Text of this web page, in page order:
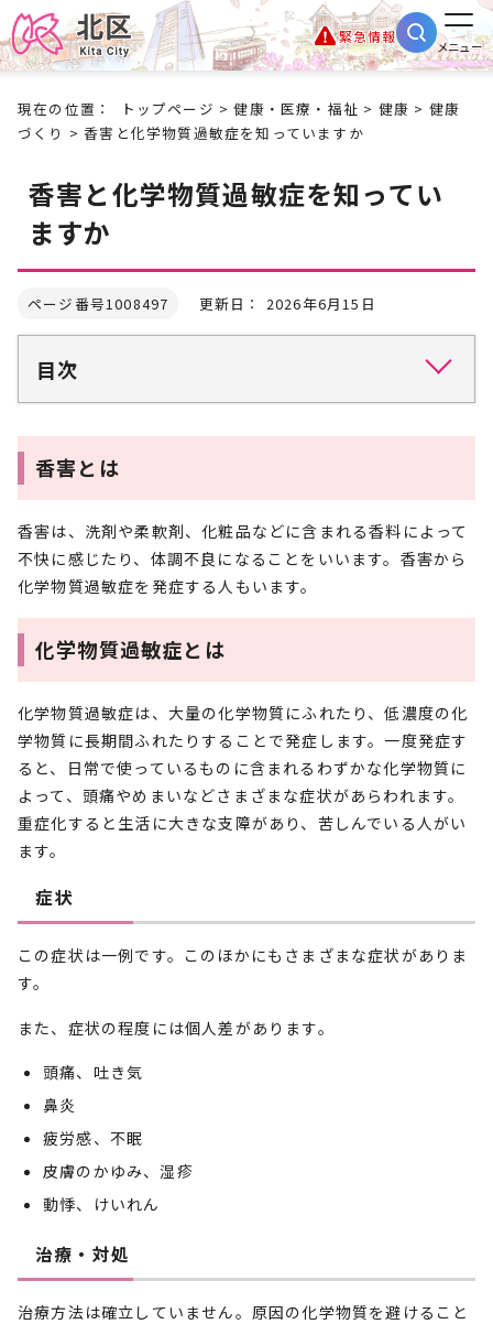
緊急情報
メニュー
現在の位置： トップページ >健康・医療・福祉 > 健康 > 健康
づくり > 香害と化学物質過敏症を知っていますか
香害と化学物質過敏症を知ってい
ますか
ページ番号1008497 更新日： 2026年6月15日
目次
香害とは
香害は、洗剤や柔軟剤、化粧品などに含まれる香料によって
不快に感じたり、体調不良になることをいいます。香害から
化学物質過敏症を発症する人もいます。
化学物質過敏症とは
化学物質過敏症は、大量の化学物質にふれたり、低濃度の化
学物質に長期間ふれたりすることで発症します。一度発症す
ると、日常で使っているものに含まれるわずかな化学物質に
よって、頭痛やめまいなどさまざまな症状があらわれます。
重症化すると生活に大きな支障があり、苦しんでいる人がい
ます。
症状
この症状は一例です。このほかにもさまざまな症状がありま
す。
また、症状の程度には個人差があります。
頭痛、吐き気
鼻炎
疲労感、不眠
皮膚のかゆみ、湿疹
動悸、けいれん
治療・対処
治療方法は確立していません。原因の化学物質を避けること